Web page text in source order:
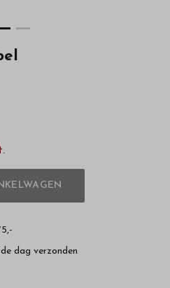
dag verzonden